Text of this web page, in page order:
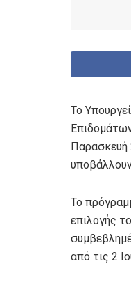
Το
Παρασκευή
Το
επιλογής
από τις 2